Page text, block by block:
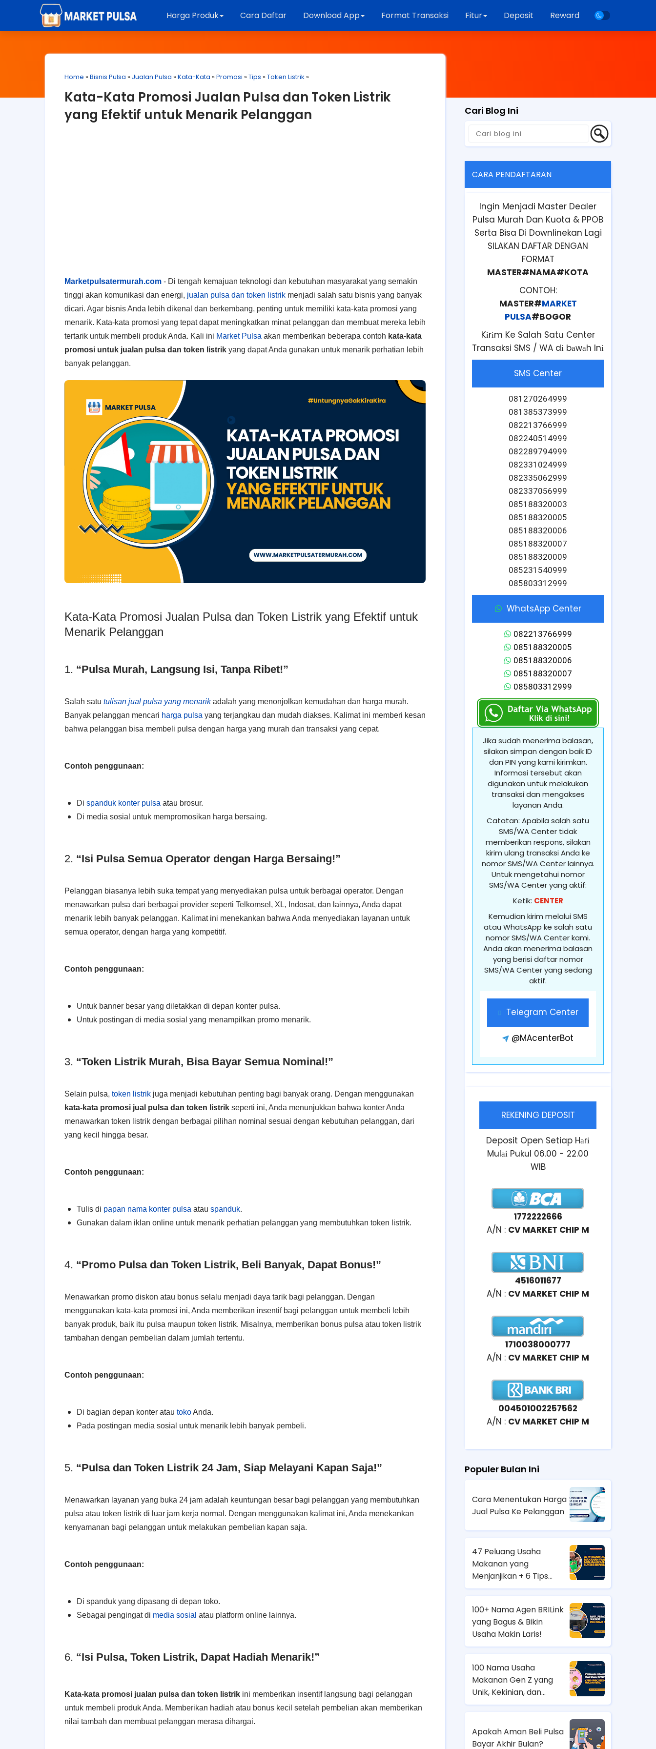
Harga Produk Cara Daftar Download App Format Transaksi Fitur Deposit Reward
Home »Bisnis Pulsa » Jualan Pulsa »Kata-Kata »Promosi »Tips »Token Listrik »
Kata-Kata Promosi Jualan Pulsa dan Token Listrik
yang Efektif untuk Menarik Pelanggan
Marketpulsatermurah.com - Di tengah kemajuan teknologi dan kebutuhan masyarakat yang semakin
tinggi akan komunikasi dan energi, jualan pulsa dan token listrik menjadi salah satu bisnis yang banyak
dicari. Agar bisnis Anda lebih dikenal dan berkembang, penting untuk memiliki kata-kata promosi yang
menarik. Kata-kata promosi yang tepat dapat meningkatkan minat pelanggan dan membuat mereka lebih
tertarik untuk membeli produk Anda. Kali ini Market Pulsa akan memberikan beberapa contoh kata-kata
promosi untuk jualan pulsa dan token listrik yang dapat Anda gunakan untuk menarik perhatian lebih
banyak pelanggan.
Kata-Kata Promosi Jualan Pulsa dan Token Listrik yang Efektif untuk
Menarik Pelanggan
1. “Pulsa Murah, Langsung Isi, Tanpa Ribet!”
Salah satu tulisan jual pulsa yang menarikadalah yang menonjolkan kemudahan dan harga murah.
Banyak pelanggan mencari harga pulsa yang terjangkau dan mudah diakses. Kalimat ini memberi kesan
bahwa pelanggan bisa membeli pulsa dengan harga yang murah dan transaksi yang cepat.
Contoh penggunaan:
Di spanduk konter pulsa atau brosur.
Di media sosial untuk mempromosikan harga bersaing.
2. “Isi Pulsa Semua Operator dengan Harga Bersaing!”
Pelanggan biasanya lebih suka tempat yang menyediakan pulsa untuk berbagai operator. Dengan
menawarkan pulsa dari berbagai provider seperti Telkomsel, XL, Indosat, dan lainnya, Anda dapat
menarik lebih banyak pelanggan. Kalimat ini menekankan bahwa Anda menyediakan layanan untuk
semua operator, dengan harga yang kompetitif.
Contoh penggunaan:
Untuk banner besar yang diletakkan di depan konter pulsa.
Untuk postingan di media sosial yang menampilkan promo menarik.
3. “Token Listrik Murah, Bisa Bayar Semua Nominal!”
Selain pulsa, token listrik juga menjadi kebutuhan penting bagi banyak orang. Dengan menggunakan
kata-kata promosi jual pulsa dan token listrik seperti ini, Anda menunjukkan bahwa konter Anda
menawarkan token listrik dengan berbagai pilihan nominal sesuai dengan kebutuhan pelanggan, dari
yang kecil hingga besar.
Contoh penggunaan:
Tulis di papan nama konter pulsa atau spanduk.
Gunakan dalam iklan online untuk menarik perhatian pelanggan yang membutuhkan token listrik.
4. “Promo Pulsa dan Token Listrik, Beli Banyak, Dapat Bonus!”
Menawarkan promo diskon atau bonus selalu menjadi daya tarik bagi pelanggan. Dengan
menggunakan kata-kata promosi ini, Anda memberikan insentif bagi pelanggan untuk membeli lebih
banyak produk, baik itu pulsa maupun token listrik. Misalnya, memberikan bonus pulsa atau token listrik
tambahan dengan pembelian dalam jumlah tertentu.
Contoh penggunaan:
Di bagian depan konter atau tokoAnda.
Pada postingan media sosial untuk menarik lebih banyak pembeli.
5. “Pulsa dan Token Listrik 24 Jam, Siap Melayani Kapan Saja!”
Menawarkan layanan yang buka 24 jam adalah keuntungan besar bagi pelanggan yang membutuhkan
pulsa atau token listrik di luar jam kerja normal. Dengan menggunakan kalimat ini, Anda menekankan
kenyamanan bagi pelanggan untuk melakukan pembelian kapan saja.
Contoh penggunaan:
Di spanduk yang dipasang di depan toko.
Sebagai pengingat di media sosial atau platform online lainnya.
6. “Isi Pulsa, Token Listrik, Dapat Hadiah Menarik!”
Kata-kata promosi jualan pulsa dan token listrik ini memberikan insentif langsung bagi pelanggan
untuk membeli produk Anda. Memberikan hadiah atau bonus kecil setelah pembelian akan memberikan
nilai tambah dan membuat pelanggan merasa dihargai.
Cari Blog Ini
CARA PENDAFTARAN
Ingin Menjadi Master Dealer
Pulsa Murah Dan Kuota & PPOB
Serta Bisa Di Downlinekan Lagi
SILAKAN DAFTAR DENGAN
FORMAT
MASTER#NAMA#KOTA
CONTOH:
MASTER#MARKET
PULSA#BOGOR
Kіrіm Ke Salah Satu Center
Transaksi SMS / WA dі bаwаh Inі
SMS Center
081270264999
081385373999
082213766999
082240514999
082289794999
082331024999
082335062999
082337056999
085188320003
085188320005
085188320006
085188320007
085188320009
085231540999
085803312999
WhatsApp Center
082213766999
085188320005
085188320006
085188320007
085803312999
Jika sudah menerima balasan,
silakan simpan dengan baik ID
dan PIN yang kami kirimkan.
Informasi tersebut akan
digunakan untuk melakukan
transaksi dan mengakses
layanan Anda.
Catatan: Apabila salah satu
SMS/WA Center tidak
memberikan respons, silakan
kirim ulang transaksi Anda ke
nomor SMS/WA Center lainnya.
Untuk mengetahui nomor
SMS/WA Center yang aktif:
Ketik: CENTER
Kemudian kirim melalui SMS
atau WhatsApp ke salah satu
nomor SMS/WA Center kami.
Anda akan menerima balasan
yang berisi daftar nomor
SMS/WA Center yang sedang
aktif.
Telegram Center
@MAcenterBot
REKENING DEPOSIT
Deposit Open Setiap Hаrі
Mulаі Pukul 06.00 - 22.00
WIB
1772222666
A/N : CV MARKET CHIP M
4516011677
A/N : CV MARKET CHIP M
1710038000777
A/N : CV MARKET CHIP M
004501002257562
A/N : CV MARKET CHIP M
Populer Bulan Ini
Cara Menentukan Harga
Jual Pulsa Ke Pelanggan
47 Peluang Usaha
Makanan yang
Menjanjikan + 6 Tips
Sukses Bisnisnya!
100+ Nama Agen BRILink
yang Bagus & Bikin
Usaha Makin Laris!
100 Nama Usaha
Makanan Gen Z yang
Unik, Kekinian, dan
Mudah Viral
Apakah Aman Beli Pulsa
Bayar Akhir Bulan?